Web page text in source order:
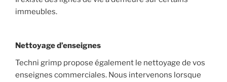
immeubles.
Nettoyage d’enseignes
Techni grimp propose également le nettoyage de vos
enseignes commerciales. Nous intervenons lorsque